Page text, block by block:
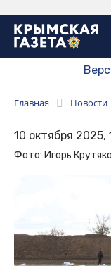
Главная Новости
10 октября 2025,
Фото: Игорь